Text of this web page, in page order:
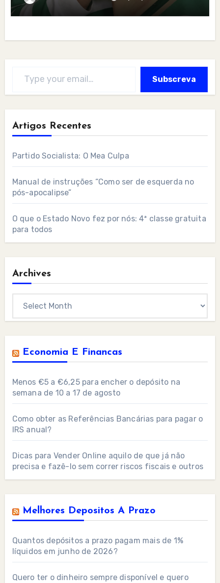
Subscreva
Artigos Recentes
Partido Socialista: O Mea Culpa
Manual de instruções “Como ser de esquerda no
pós-apocalipse”
O que o Estado Novo fez por nós: 4ª classe gratuita
para todos
Archives
Economia E Financas
Menos €5 a €6,25 para encher o depósito na
semana de 10 a 17 de agosto
Como obter as Referências Bancárias para pagar o
IRS anual?
Dicas para Vender Online aquilo de que já não
precisa e fazê-lo sem correr riscos fiscais e outros
Melhores Depositos A Prazo
Quantos depósitos a prazo pagam mais de 1%
líquidos em junho de 2026?
Quero ter o dinheiro sempre disponível e quero